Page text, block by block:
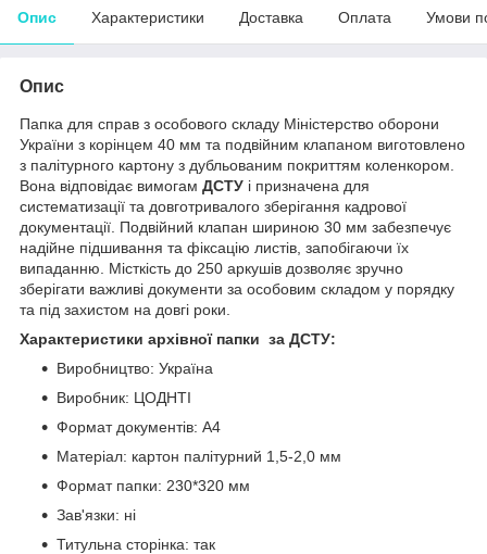
Опис Характеристики Доставка Оплата Умови
Опис
Папка для справ з особового складу Міністерство оборони
України з корінцем 40 мм та подвійним клапаном виготовлено
з палітурного картону з дубльованим покриттям коленкором.
Вона відповідає вимогам ДСТУ і призначена для
систематизації та довготривалого зберігання кадрової
документації. Подвійний клапан шириною 30 мм забезпечує
надійне підшивання та фіксацію листів, запобігаючи їх
випаданню. Місткість до 250 аркушів дозволяє зручно
зберігати важливі документи за особовим складом у порядку
та під захистом на довгі роки.
Характеристики архівної папки за ДСТУ:
Виробництво: Україна
Виробник: ЦОДНТІ
Формат документів: А4
Матеріал: картон палітурний 1,5-2,0 мм
Формат папки: 230*320 мм
Зав'язки: ні
Титульна сторінка: так